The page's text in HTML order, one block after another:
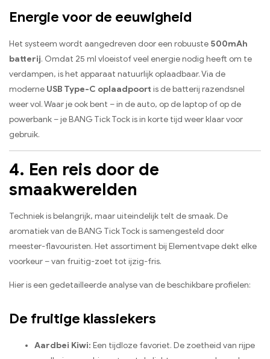
Energie voor de eeuwigheid
Het systeem wordt aangedreven door een robuuste 500mAh
batterij. Omdat 25 ml vloeistof veel energie nodig heeft om te
verdampen, is het apparaat natuurlijk oplaadbaar. Via de
moderne USB Type-C oplaadpoort is de batterij razendsnel
weer vol. Waar je ook bent – in de auto, op de laptop of op de
powerbank – je BANG Tick Tock is in korte tijd weer klaar voor
gebruik.
4. Een reis door de
smaakwerelden
Techniek is belangrijk, maar uiteindelijk telt de smaak. De
aromatiek van de BANG Tick Tock is samengesteld door
meester-flavouristen. Het assortiment bij Elementvape dekt elke
voorkeur – van fruitig-zoet tot ijzig-fris.
Hier is een gedetailleerde analyse van de beschikbare profielen:
De fruitige klassiekers
Aardbei Kiwi: Een tijdloze favoriet. De zoetheid van rijpe